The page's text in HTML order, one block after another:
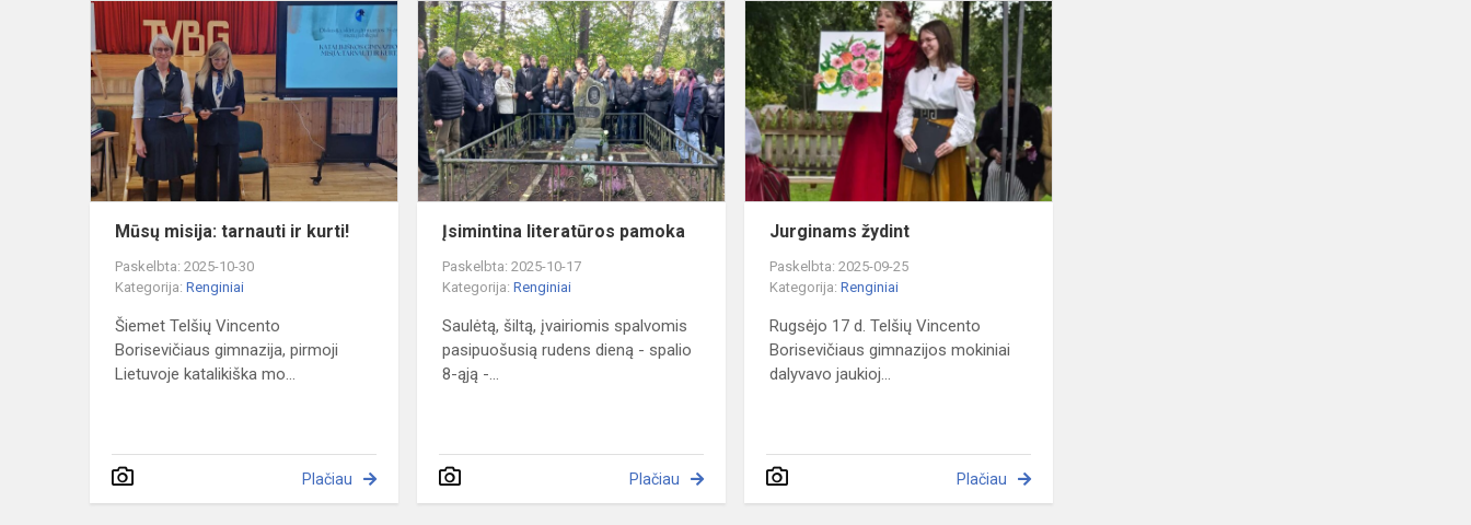
Mūsų
misija:
tarnauti
ir
kurti!
Mūsų misija: tarnauti ir kurti!
Paskelbta: 2025-10-30
Kategorija: Renginiai
Šiemet Telšių Vincento
Borisevičiaus gimnazija, pirmoji
Lietuvoje katalikiška mo...
Plačiau
Įsimintina
literatūros
pamoka
Įsimintina literatūros pamoka
Paskelbta: 2025-10-17
Kategorija:Renginiai
Saulėtą, šiltą, įvairiomis spalvomis
pasipuošusią rudens dieną - spalio
8-ąją -...
Plačiau
Jurginams
žydint
Jurginams žydint
Paskelbta: 2025-09-25
Kategorija:Renginiai
Rugsėjo 17 d. Telšių Vincento
Borisevičiaus gimnazijos mokiniai
dalyvavo jaukioj...
Plačiau